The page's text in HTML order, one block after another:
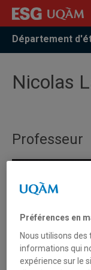
Accéder
recherche
Accéder
menu
pricipal
Accéder
zone
Département
Nicolas
Professeur
Préférences en
Nous utilisons
informations qui
expérience sur le